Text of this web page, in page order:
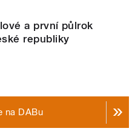
a první půlrok
republiky
na DABu